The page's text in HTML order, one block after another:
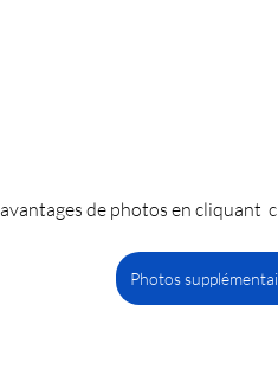
de photos en cliquant
Photos